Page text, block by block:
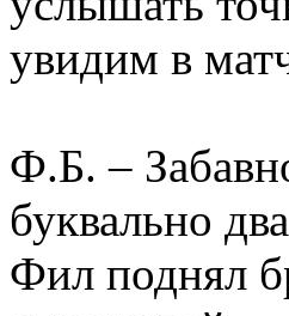
увидим в
Ф.Б. –
буквально
Фил поднял